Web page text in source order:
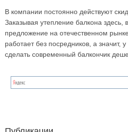
В компании постоянно действуют
Заказывая утепление балкона
предложение на отечественном
работает без посредников, а значит,
сделать современный балкончик